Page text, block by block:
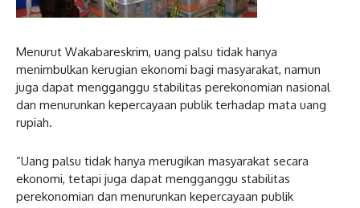
Menurut Wakabareskrim, uang palsu tidak hanya
menimbulkan kerugian ekonomi bagi masyarakat, namun
juga dapat mengganggu stabilitas perekonomian nasional
dan menurunkan kepercayaan publik terhadap mata uang
rupiah.
“Uang palsu tidak hanya merugikan masyarakat secara
ekonomi, tetapi juga dapat mengganggu stabilitas
perekonomian dan menurunkan kepercayaan publik